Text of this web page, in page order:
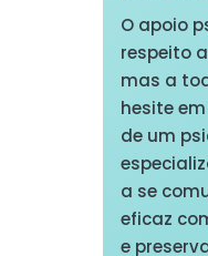
O apoio
respeito
mas a
hesite
de um
a se
eficaz
e